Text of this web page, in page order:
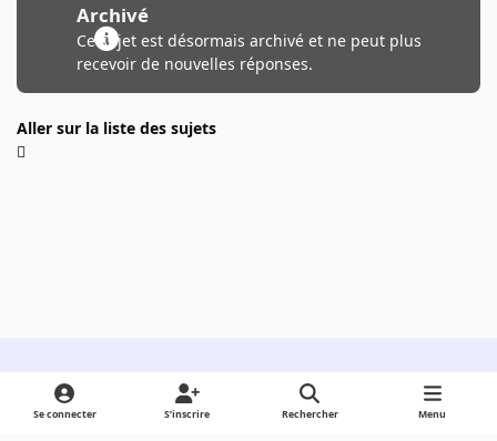
Archivé
Ce sujet est désormais archivé et ne peut plus
recevoir de nouvelles réponses.
Aller sur la liste des sujets
Light ModeDark ModeSystem Preference
Se connecter S’inscrire Rechercher Menu